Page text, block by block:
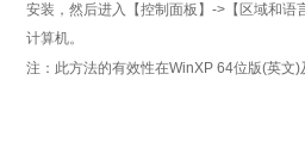
安装，然后进入【控制面板】->【区域和语
计算机。
注：此方法的有效性在WinXP 64位版(英文